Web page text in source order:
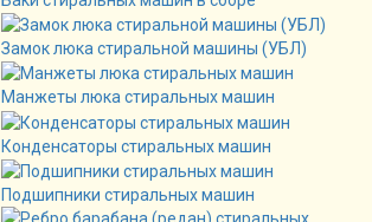
Замок люка стиральной машины (УБЛ)
Манжеты люка стиральных машин
Конденсаторы стиральных машин
Подшипники стиральных машин